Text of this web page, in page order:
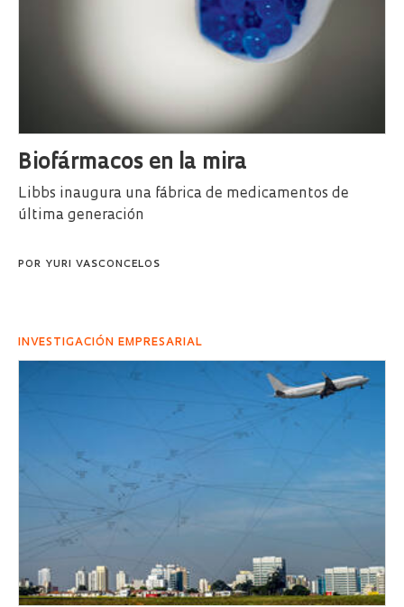
Biofármacos en la mira
Libbs inaugura una fábrica de medicamentos de
última generación
POR YURI VASCONCELOS
INVESTIGACIÓN EMPRESARIAL